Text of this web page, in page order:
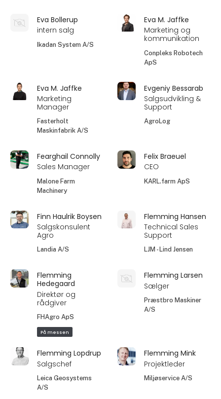
Eva Bollerup
intern salg
Ikadan System A/S
Eva M. Jaffke
Marketing og
kommunikation
Conpleks Robotech
ApS
Eva M. Jaffke
Marketing
Manager
Fasterholt
Maskinfabrik A/S
Evgeniy Bessarab
Salgsudvikling &
Support
AgroLog
Fearghail Connolly
Sales Manager
Malone Farm
Machinery
Felix Braeuel
CEO
KARL.farm ApS
Finn Haulrik Boysen
Salgskonsulent
Agro
Landia A/S
Flemming Hansen
Technical Sales
Support
LJM - Lind Jensen
Flemming
Hedegaard
Direktør og
rådgiver
FHAgro ApS
På messen
Flemming Larsen
Sælger
Præstbro Maskiner
A/S
Flemming Lopdrup
Salgschef
Leica Geosystems
A/S
Flemming Mink
Projektleder
Miljøservice A/S